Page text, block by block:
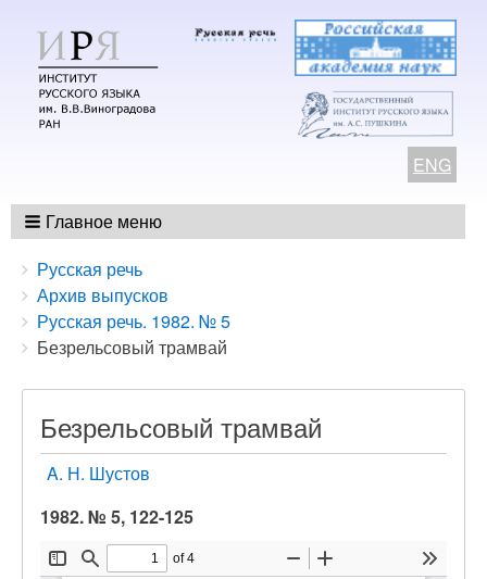
ENG
Главное меню
Breadcrumbs
You
are
here:
Русская речь
Архив выпусков
Русская речь. 1982. № 5
Безрельсовый трамвай
Безрельсовый трамвай
A. Н. Шустов
1982. № 5, 122-125